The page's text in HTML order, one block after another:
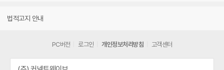
법적고지 안내
PC버전 로그인 개인정보처리방침 고객센터